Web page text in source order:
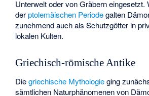
Unterwelt oder von Gräbern eingesetzt.
derptolemäischen Periodegalten
zunehmend auch als Schutzgötter in
lokalen Kulten.
Griechisch-römische Antike
Diegriechische Mythologieging
sämtlichen Naturphänomenen von